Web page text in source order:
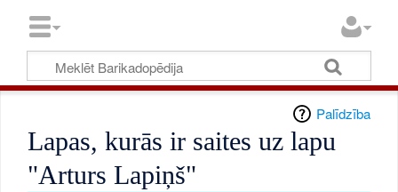
Palīdzība
Lapas, kurās ir saites uz lapu
"Arturs Lapiņš"